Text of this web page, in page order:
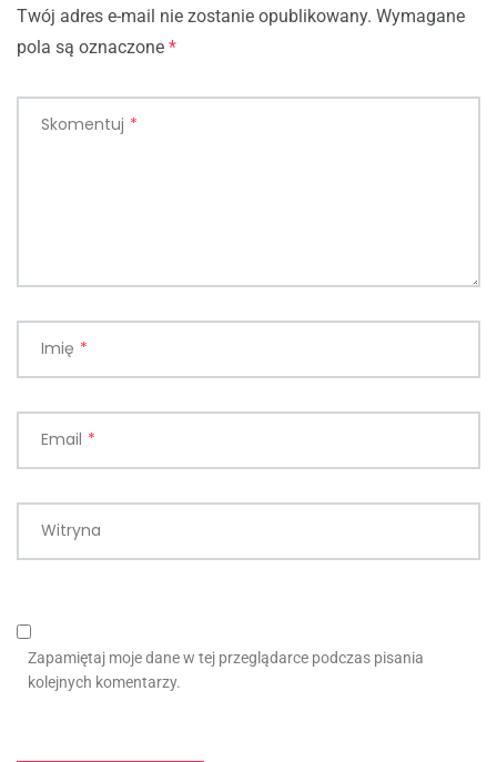
Twój adres e-mail nie zostanie opublikowany. Wymagane
pola są oznaczone *
Skomentuj *
Imię *
Email *
Witryna
Zapamiętaj moje dane w tej przeglądarce podczas pisania
kolejnych komentarzy.